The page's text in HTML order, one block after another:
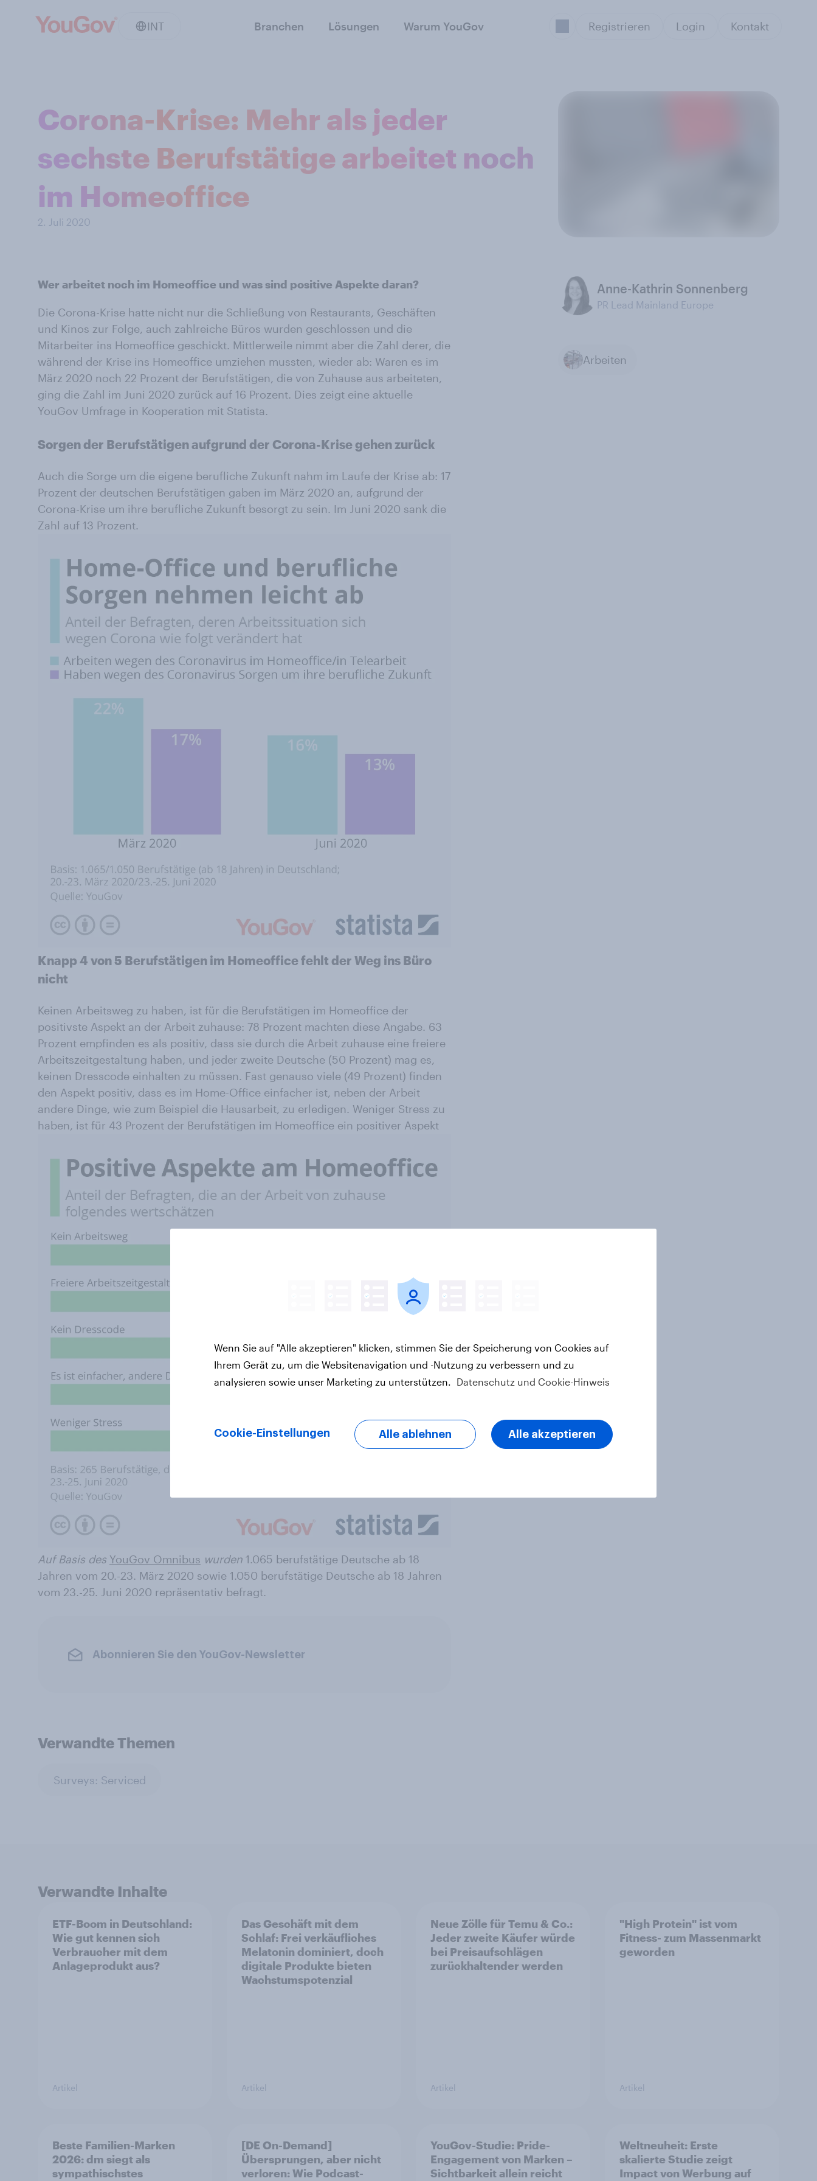
INT Branchen Lösungen Warum YouGov Registrieren Login Kontakt
Corona-Krise: Mehr als jeder
sechste Berufstätige arbeitet noch
im Homeoffice
2. Juli 2020
Wer arbeitet noch im Homeoffice und was sind positive Aspekte daran?
Die Corona-Krise hatte nicht nur die Schließung von Restaurants, Geschäften
und Kinos zur Folge, auch zahlreiche Büros wurden geschlossen und die
Mitarbeiter ins Homeoffice geschickt. Mittlerweile nimmt aber die Zahl derer, die
während der Krise ins Homeoffice umziehen mussten, wieder ab: Waren es im
März 2020 noch 22 Prozent der Berufstätigen, die von Zuhause aus arbeiteten,
ging die Zahl im Juni 2020 zurück auf 16 Prozent. Dies zeigt eine aktuelle
YouGov Umfrage in Kooperation mit Statista.
Sorgen der Berufstätigen aufgrund der Corona-Krise gehen zurück
Auch die Sorge um die eigene berufliche Zukunft nahm im Laufe der Krise ab: 17
Prozent der deutschen Berufstätigen gaben im März 2020 an, aufgrund der
Corona-Krise um ihre berufliche Zukunft besorgt zu sein. Im Juni 2020 sank die
Zahl auf 13 Prozent.
Knapp 4 von 5 Berufstätigen im Homeoffice fehlt der Weg ins Büro
nicht
Keinen Arbeitsweg zu haben, ist für die Berufstätigen im Homeoffice der
positivste Aspekt an der Arbeit zuhause: 78 Prozent machten diese Angabe. 63
Prozent empfinden es als positiv, dass sie durch die Arbeit zuhause eine freiere
Arbeitszeitgestaltung haben, und jeder zweite Deutsche (50 Prozent) mag es,
keinen Dresscode einhalten zu müssen. Fast genauso viele (49 Prozent) finden
den Aspekt positiv, dass es im Home-Office einfacher ist, neben der Arbeit
andere Dinge, wie zum Beispiel die Hausarbeit, zu erledigen. Weniger Stress zu
haben, ist für 43 Prozent der Berufstätigen im Homeoffice ein positiver Aspekt
Auf Basis des YouGov Omnibus wurden 1.065 berufstätige Deutsche ab 18
Jahren vom 20.-23. März 2020 sowie 1.050 berufstätige Deutsche ab 18 Jahren
vom 23.-25. Juni 2020 repräsentativ befragt.
Abonnieren Sie den YouGov-Newsletter
Anne-Kathrin Sonnenberg
PR Lead Mainland Europe
Arbeiten
Verwandte Themen
Surveys: Serviced
Verwandte Inhalte
ETF-Boom in Deutschland:
Wie gut kennen sich
Verbraucher mit dem
Anlageprodukt aus?
Artikel
Das Geschäft mit dem
Schlaf: Frei verkäufliches
Melatonin dominiert, doch
digitale Produkte bieten
Wachstumspotenzial
Artikel
Neue Zölle für Temu & Co.:
Jeder zweite Käufer würde
bei Preisaufschlägen
zurückhaltender werden
Artikel
"High Protein" ist vom
Fitness- zum Massenmarkt
geworden
Artikel
Beste Familien-Marken
2026: dm siegt als
sympathischstes
[DE On-Demand]
Übersprungen, aber nicht
verloren: Wie Podcast-
YouGov-Studie: Pride-
Engagement von Marken –
Sichtbarkeit allein reicht
Weltneuheit: Erste
skalierte Studie zeigt
Impact von Werbung auf
Wenn Sie auf "Alle akzeptieren" klicken, stimmen Sie der Speicherung von Cookies auf
Ihrem Gerät zu, um die Websitenavigation und -Nutzung zu verbessern und zu
analysieren sowie unser Marketing zu unterstützen. Datenschutz und Cookie-Hinweis
Cookie-Einstellungen Alle ablehnen Alle akzeptieren